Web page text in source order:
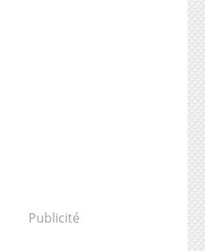
Publicité